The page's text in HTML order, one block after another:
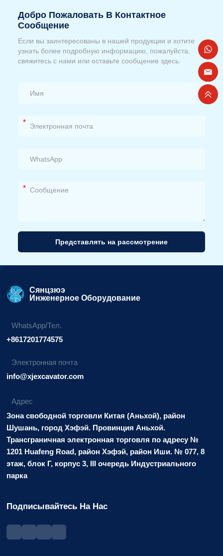
Добро Пожаловать В Контактное
Сообщение
Если вы заинтересованы в нашей продукции и хотите
узнать более подробную информацию, пожалуйста,
свяжитесь с нами или оставьте сообщение здесь.
*
*
Представлять на рассмотрение
вариант:
Сянцзюэ
Инженерное Оборудование
WhatsApp/Тел.
+8617201774575
Электронная почта
info@xjexcavator.com
Адрес
Зона свободной торговли Китая (Аньхой), район
Шушань, город Хэфэй. Провинция Аньхой.
Трансграничная электронная торговля по адресу №
1201 Huafeng Road, район Хэфэй, район Иши. № 077, 8
этаж, блок Г, корпус 3, III очередь Индустриального
парка
Подписывайтесь На Нас